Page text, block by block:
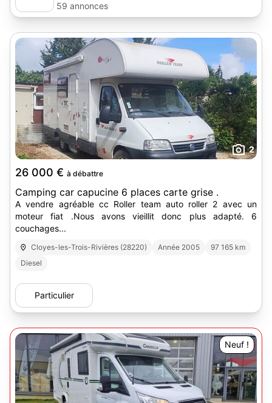
59 annonces
2
26 000 € à débattre
Camping car capucine 6 places carte grise .
A vendre agréable cc Roller team auto roller 2 avec un
moteur fiat .Nous avons vieillit donc plus adapté. 6
couchages...
Cloyes-les-Trois-Rivières (28220) Année 2005
97 165 km
Diesel
Particulier
Neuf !